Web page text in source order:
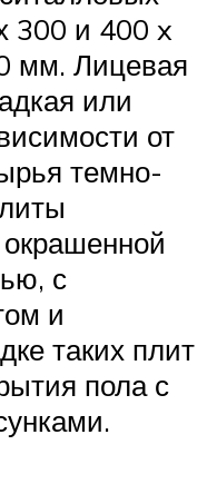
300 и 400 x
мм. Лицевая
или
от
темно-
окрашенной
с
и
таких плит
пола с